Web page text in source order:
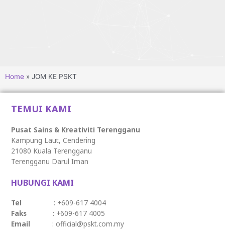
Home JOM KE PSKT
TEMUI KAMI
Pusat Sains & Kreativiti Terengganu
Kampung Laut, Cendering
21080 Kuala Terengganu
Terengganu Darul Iman
HUBUNGI KAMI
Tel : +609-617 4004
Faks : +609-617 4005
Email : official@pskt.com.my